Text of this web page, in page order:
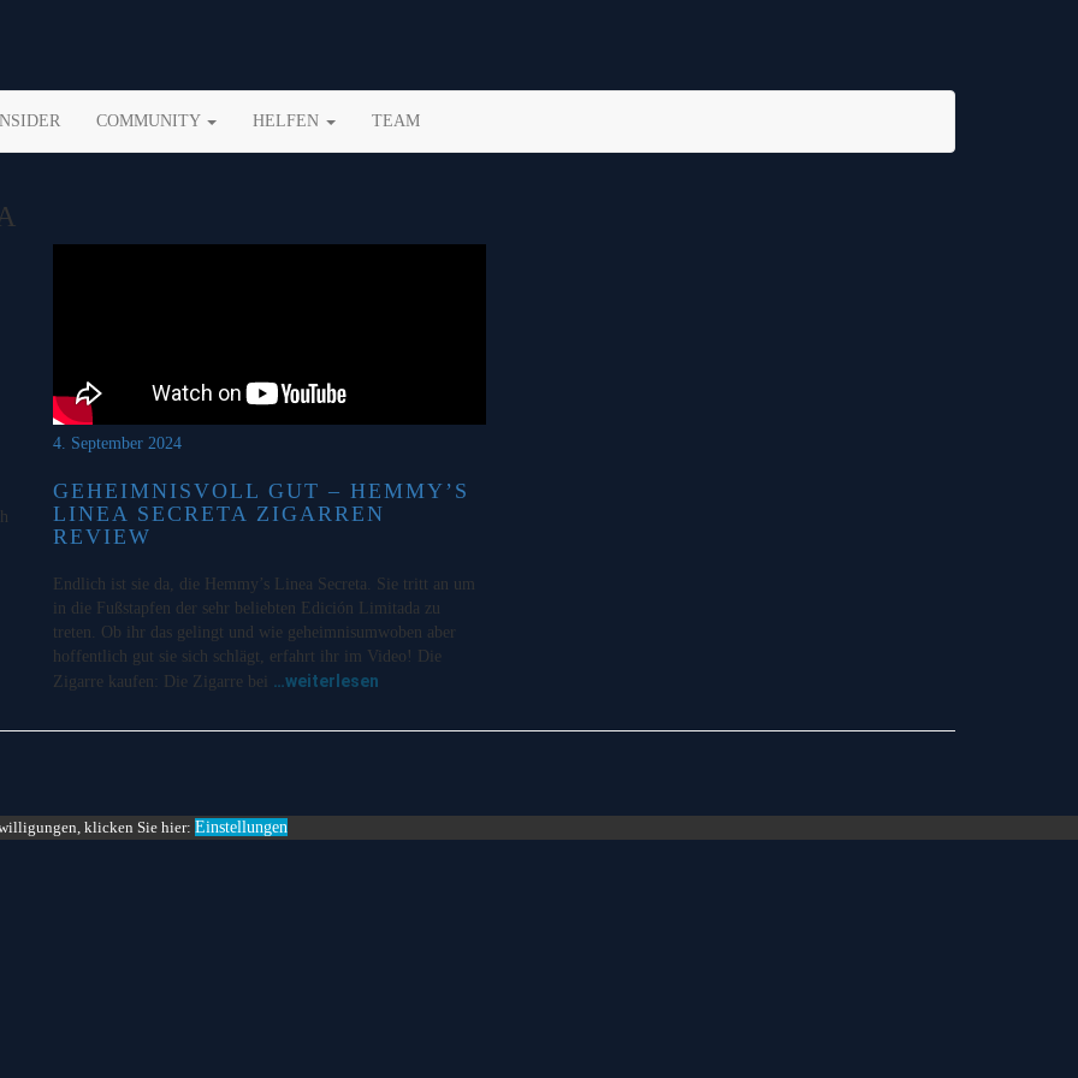
COMMUNITY HELFEN TEAM
4. September 2024
GEHEIMNISVOLL GUT – HEMMY’S
LINEA SECRETA ZIGARREN
REVIEW
Endlich ist sie da, die Hemmy’s Linea Secreta. Sie tritt an um
in die Fußstapfen der sehr beliebten Edición Limitada zu
treten. Ob ihr das gelingt und wie geheimnisumwoben aber
hoffentlich gut sie sich schlägt, erfahrt ihr im Video! Die
Zigarre kaufen: Die Zigarre bei …weiterlesen
klicken Sie hier: Einstellungen